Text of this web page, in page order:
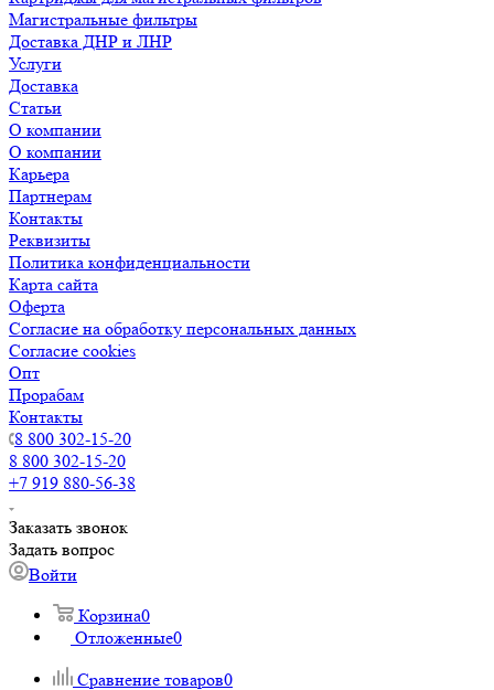
Магистральные фильтры
Доставка ДНР и ЛНР
Услуги
Доставка
Статьи
О компании
О компании
Карьера
Партнерам
Контакты
Реквизиты
Политика конфиденциальности
Карта сайта
Оферта
Согласие на обработку персональных данных
Согласие cookies
Опт
Прорабам
Контакты
8 800 302-15-20
8 800 302-15-20
+7 919 880-56-38
Заказать звонок
Задать вопрос
Войти
Корзина0
Отложенные0
Сравнение товаров0